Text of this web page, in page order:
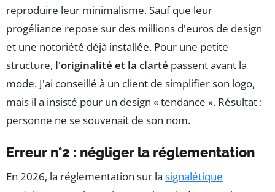
reproduire leur minimalisme. Sauf que leur
progéliance repose sur des millions d'euros de design
et une notoriété déjà installée. Pour une petite
structure, l'originalité et la clarté passent avant la
mode. J'ai conseillé à un client de simplifier son logo,
mais il a insisté pour un design « tendance ». Résultat :
personne ne se souvenait de son nom.
Erreur n°2 : négliger la réglementation
En 2026, la réglementation sur la signalétique